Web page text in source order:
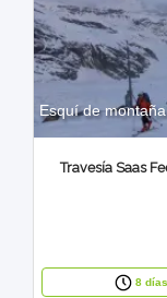
Esquí de montaña
Travesía Saas
8 días